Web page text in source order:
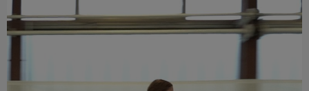
Jegyek
FM YouTube +